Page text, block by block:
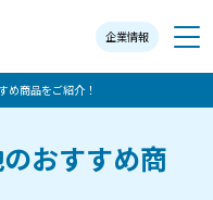
企業情報
メニュー
め商品をご紹介！
おすすめ商